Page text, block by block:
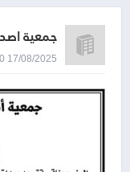
جمعية
17/08/2025 03:10 مساءً